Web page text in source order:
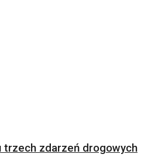
trzech zdarzeń drogowych